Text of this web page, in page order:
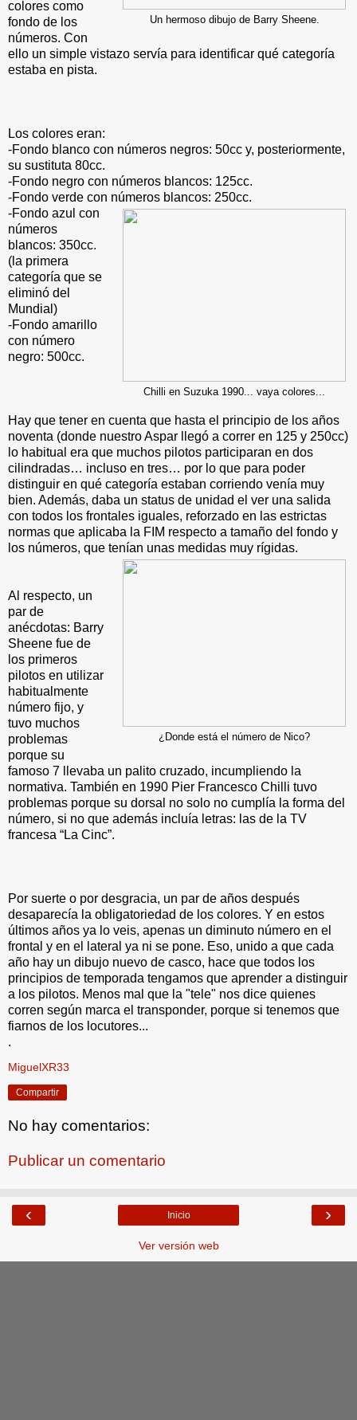
Un hermoso dibujo de Barry Sheene.
colores como
fondo de los
números. Con
ello un simple vistazo servía para identificar qué categoría
estaba en pista.
Los colores eran:
-Fondo blanco con números negros: 50cc y, posteriormente,
su sustituta 80cc.
-Fondo negro con números blancos: 125cc.
-Fondo verde con números blancos: 250cc.
Chilli en Suzuka 1990... vaya colores...
-Fondo azul con
números
blancos: 350cc.
(la primera
categoría que se
eliminó del
Mundial)
-Fondo amarillo
con número
negro: 500cc.
Hay que tener en cuenta que hasta el principio de los años
noventa (donde nuestro Aspar llegó a correr en 125 y 250cc)
lo habitual era que muchos pilotos participaran en dos
cilindradas… incluso en tres… por lo que para poder
distinguir en qué categoría estaban corriendo venía muy
bien. Además, daba un status de unidad el ver una salida
con todos los frontales iguales, reforzado en las estrictas
normas que aplicaba la FIM respecto a tamaño del fondo y
los números, que tenían unas medidas muy rígidas.
¿Donde está el número de Nico?
Al respecto, un
par de
anécdotas: Barry
Sheene fue de
los primeros
pilotos en utilizar
habitualmente
número fijo, y
tuvo muchos
problemas
porque su
famoso 7 llevaba un palito cruzado, incumpliendo la
normativa. También en 1990 Pier Francesco Chilli tuvo
problemas porque su dorsal no solo no cumplía la forma del
número, si no que además incluía letras: las de la TV
francesa “La Cinc”.
Por suerte o por desgracia, un par de años después
desaparecía la obligatoriedad de los colores. Y en estos
últimos años ya lo veis, apenas un diminuto número en el
frontal y en el lateral ya ni se pone. Eso, unido a que cada
año hay un dibujo nuevo de casco, hace que todos los
principios de temporada tengamos que aprender a distinguir
a los pilotos. Menos mal que la "tele" nos dice quienes
corren según marca el transponder, porque si tenemos que
fiarnos de los locutores...
.
MiguelXR33
Compartir
No hay comentarios:
Publicar un comentario
‹ ›
Inicio
Ver versión web